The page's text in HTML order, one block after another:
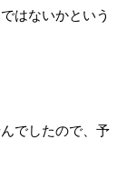
はないかという
でしたので、予